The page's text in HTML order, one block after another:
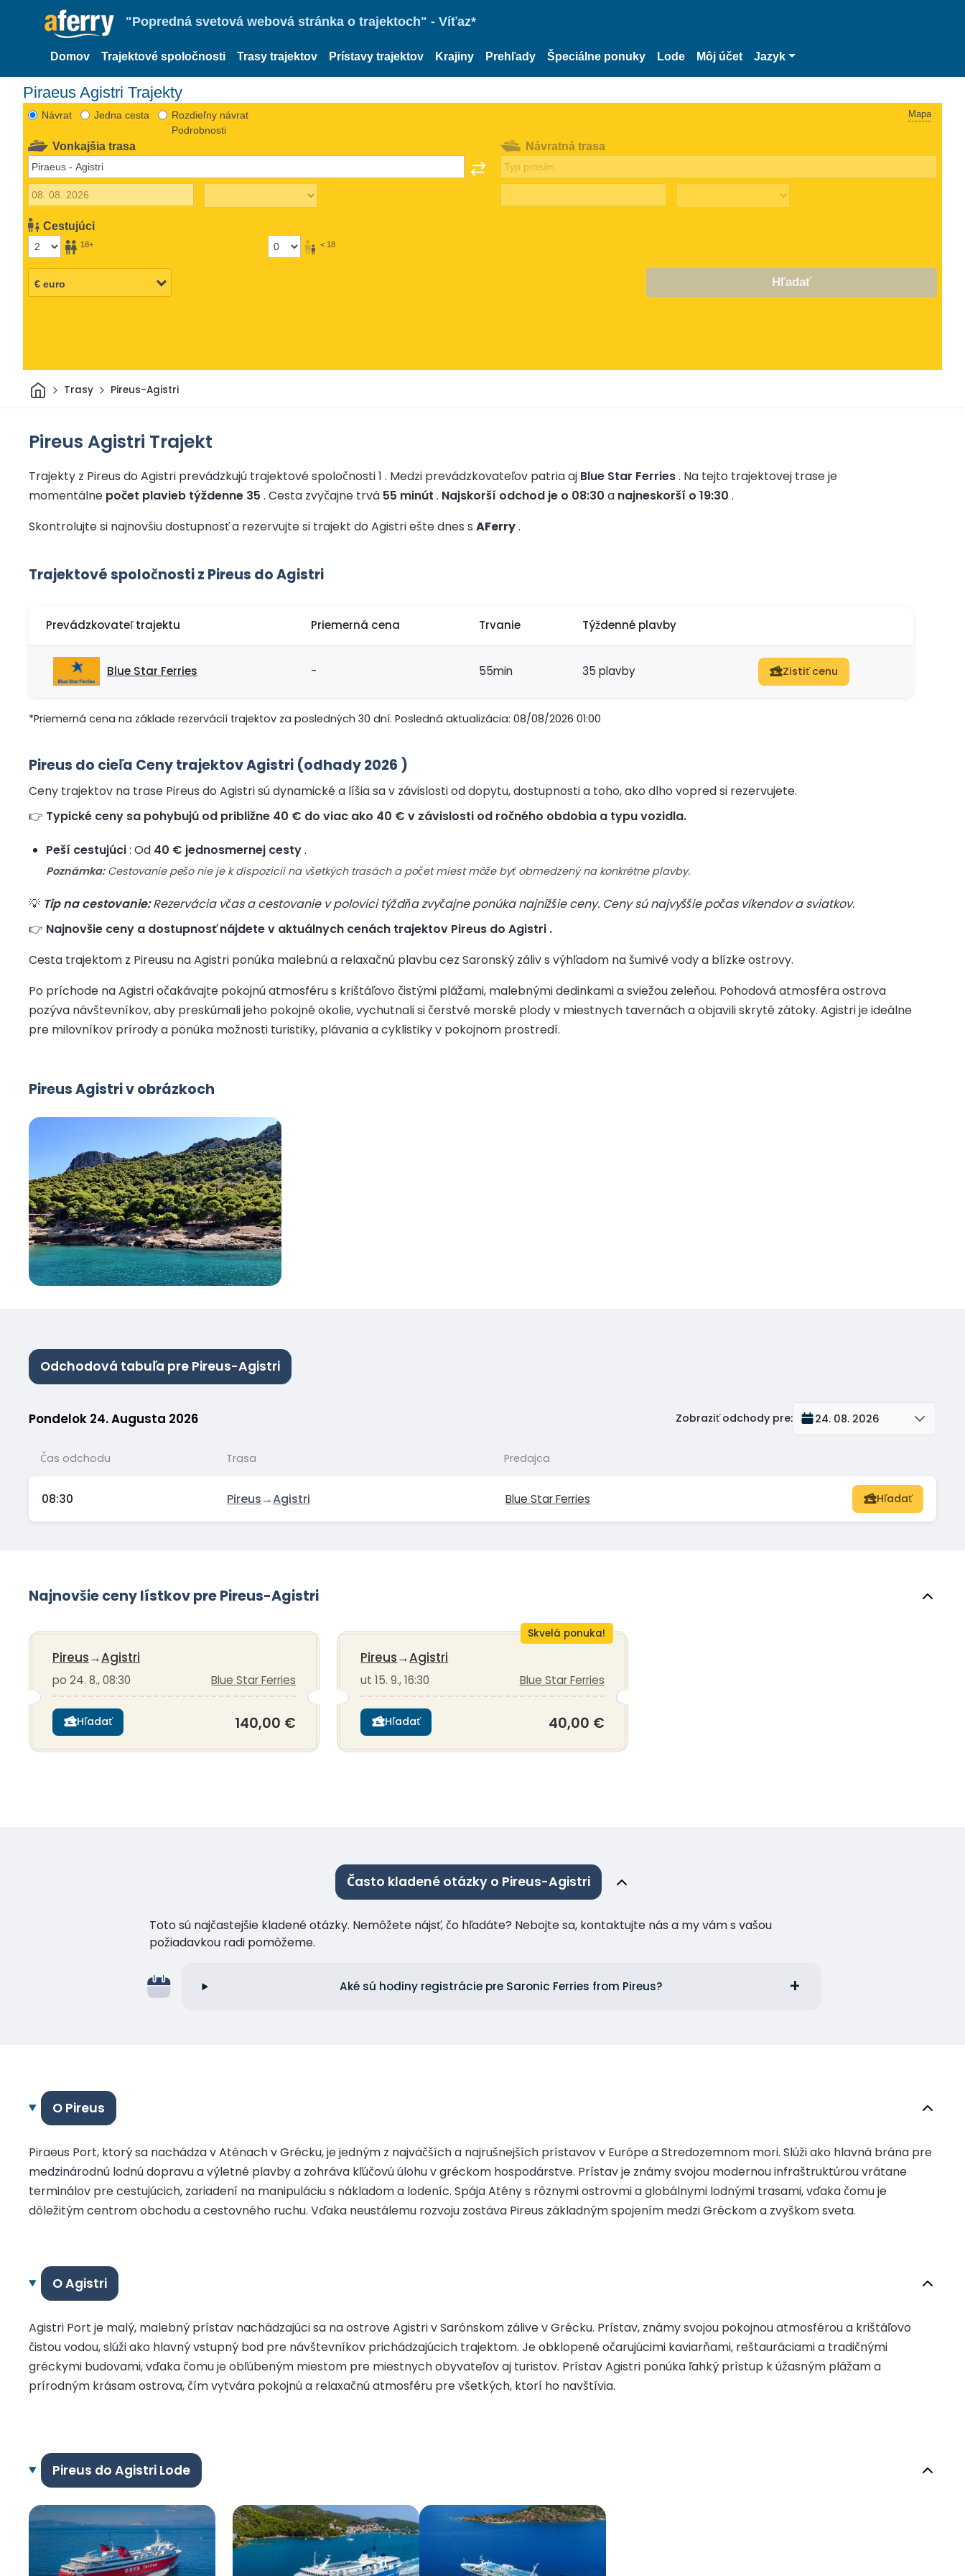
"Popredná svetová webová stránka o trajektoch" - Víťaz*
Domov Trajektové spoločnosti Trasy trajektov Prístavy trajektov Krajiny Prehľady Špeciálne ponuky Lode Môj účet Jazyk
Piraeus Agistri Trajekty
Návrat Jedna cesta
Rozdieľny návrat
Podrobnosti
Mapa
Vonkajšia trasa
Cestujúci
18+ < 18
Návratná trasa
Hľadať
Domov
Trasy Pireus-Agistri
Pireus Agistri Trajekt
Trajekty z Pireus do Agistri prevádzkujú trajektové spoločnosti 1 . Medzi prevádzkovateľov patria aj Blue Star Ferries. Na tejto trajektovej trase je
momentálne počet plavieb týždenne 35 . Cesta zvyčajne trvá 55 minút . Najskorší odchod je o 08:30 a najneskorší o 19:30 .
Skontrolujte si najnovšiu dostupnosť a rezervujte si trajekt do Agistri ešte dnes s AFerry.
Trajektové spoločnosti z Pireus do Agistri
Prevádzkovateľ trajektu Priemerná cena Trvanie Týždenné plavby
Blue Star Ferries - 55min 35 plavby Zistiť cenu
*Priemerná cena na základe rezervácií trajektov za posledných 30 dní. Posledná aktualizácia: 08/08/2026 01:00
Pireus do cieľa Ceny trajektov Agistri (odhady 2026 )
Ceny trajektov na trase Pireus do Agistri sú dynamické a líšia sa v závislosti od dopytu, dostupnosti a toho, ako dlho vopred si rezervujete.
👉 Typické ceny sa pohybujú od približne 40 € do viac ako 40 € v závislosti od ročného obdobia a typu vozidla.
Peší cestujúci: Od 40 € jednosmernej cesty.
Poznámka:Cestovanie pešo nie je k dispozícii na všetkých trasách a počet miest môže byť obmedzený na konkrétne plavby.
💡 Tip na cestovanie:Rezervácia včas a cestovanie v polovici týždňa zvyčajne ponúka najnižšie ceny. Ceny sú najvyššie počas víkendov a sviatkov.
👉 Najnovšie ceny a dostupnosť nájdete v aktuálnych cenách trajektov Pireus do Agistri .
Cesta trajektom z Pireusu na Agistri ponúka malebnú a relaxačnú plavbu cez Saronský záliv s výhľadom na šumivé vody a blízke ostrovy.
Po príchode na Agistri očakávajte pokojnú atmosféru s krištáľovo čistými plážami, malebnými dedinkami a sviežou zeleňou. Pohodová atmosféra ostrova
pozýva návštevníkov, aby preskúmali jeho pokojné okolie, vychutnali si čerstvé morské plody v miestnych tavernách a objavili skryté zátoky. Agistri je ideálne
pre milovníkov prírody a ponúka možnosti turistiky, plávania a cyklistiky v pokojnom prostredí.
Pireus Agistri v obrázkoch
Odchodová tabuľa pre Pireus-Agistri
Pondelok 24. Augusta 2026 Zobraziť odchody pre: 24. 08. 2026
Čas odchodu Trasa Predajca
08:30 Pireus→Agistri Blue Star Ferries Hľadať
Najnovšie ceny lístkov pre Pireus-Agistri
Pireus→Agistri
po 24. 8., 08:30 Blue Star Ferries
Hľadať 140,00 €
Skvelá ponuka!
Pireus→Agistri
ut 15. 9., 16:30 Blue Star Ferries
Hľadať 40,00 €
Často kladené otázky o Pireus-Agistri
Toto sú najčastejšie kladené otázky. Nemôžete nájsť, čo hľadáte? Nebojte sa, kontaktujte nás a my vám s vašou
požiadavkou radi pomôžeme.
Aké sú hodiny registrácie pre Saronic Ferries from Pireus?
O Pireus
Piraeus Port, ktorý sa nachádza v Aténach v Grécku, je jedným z najväčších a najrušnejších prístavov v Európe a Stredozemnom mori. Slúži ako hlavná brána pre
medzinárodnú lodnú dopravu a výletné plavby a zohráva kľúčovú úlohu v gréckom hospodárstve. Prístav je známy svojou modernou infraštruktúrou vrátane
terminálov pre cestujúcich, zariadení na manipuláciu s nákladom a lodeníc. Spája Atény s rôznymi ostrovmi a globálnymi lodnými trasami, vďaka čomu je
dôležitým centrom obchodu a cestovného ruchu. Vďaka neustálemu rozvoju zostáva Pireus základným spojením medzi Gréckom a zvyškom sveta.
O Agistri
Agistri Port je malý, malebný prístav nachádzajúci sa na ostrove Agistri v Sarónskom zálive v Grécku. Prístav, známy svojou pokojnou atmosférou a krištáľovo
čistou vodou, slúži ako hlavný vstupný bod pre návštevníkov prichádzajúcich trajektom. Je obklopené očarujúcimi kaviarňami, reštauráciami a tradičnými
gréckymi budovami, vďaka čomu je obľúbeným miestom pre miestnych obyvateľov aj turistov. Prístav Agistri ponúka ľahký prístup k úžasným plážam a
prírodným krásam ostrova, čím vytvára pokojnú a relaxačnú atmosféru pre všetkých, ktorí ho navštívia.
Pireus do Agistri Lode